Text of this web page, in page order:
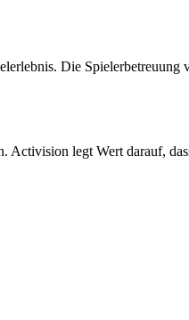
Die Spielerbetreuung
legt Wert darauf,